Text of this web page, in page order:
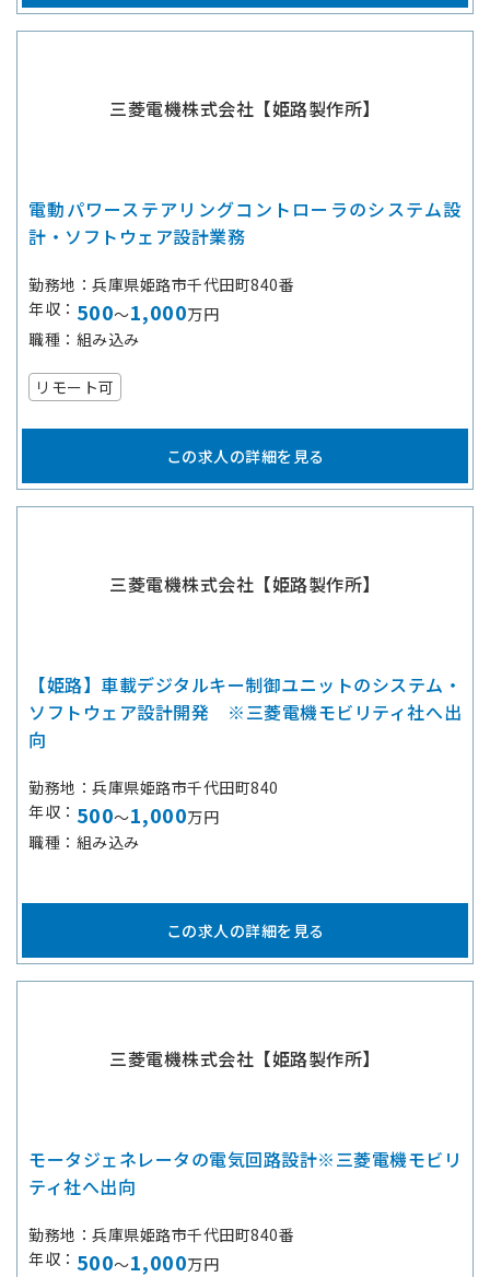
三菱電機株式会社【姫路製作所】
電動パワーステアリングコントローラのシステム設
計・ソフトウェア設計業務
勤務地
兵庫県姫路市千代田町840番
年収
500～1,000万円
職種
組み込み
リモート可
この求人の詳細を見る
三菱電機株式会社【姫路製作所】
【姫路】車載デジタルキー制御ユニットのシステム・
ソフトウェア設計開発 ※三菱電機モビリティ社へ出
向
勤務地
兵庫県姫路市千代田町840
年収
500～1,000万円
職種
組み込み
この求人の詳細を見る
三菱電機株式会社【姫路製作所】
モータジェネレータの電気回路設計※三菱電機モビリ
ティ社へ出向
勤務地
兵庫県姫路市千代田町840番
年収
500～1,000万円